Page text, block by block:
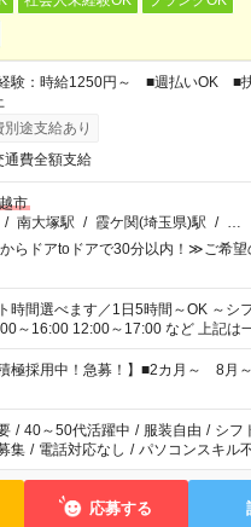
験：時給1250円～ ■週払いOK ■
別途支給あり
通費全額支給
市
/ 南大塚駅 / 霞ケ関(埼玉県)駅 / …
らドアtoドアで30分以内！≫ご希望
べます／1日5時間～OK ～シフト例～ 10:00～
12:00～17:00 など 上記は一例です。その他
。 ※Wワークの場合当社と合わせて法
が週40時間を超えなければOKです。
積極採用中！急募！】■2カ月～ 8月
/ 40～50代活躍中 / 服装自由 / シフ
集 / 電話対応なし / パソコンスキル
応募する